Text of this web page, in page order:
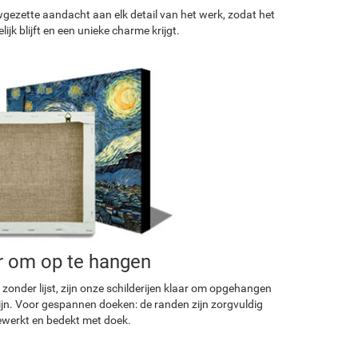
aandacht aan elk detail van het werk, zodat het
blijft en een unieke charme krijgt.
om op te hangen
lijst, zijn onze schilderijen klaar om opgehangen
Voor gespannen doeken: de randen zijn zorgvuldig
en bedekt met doek.